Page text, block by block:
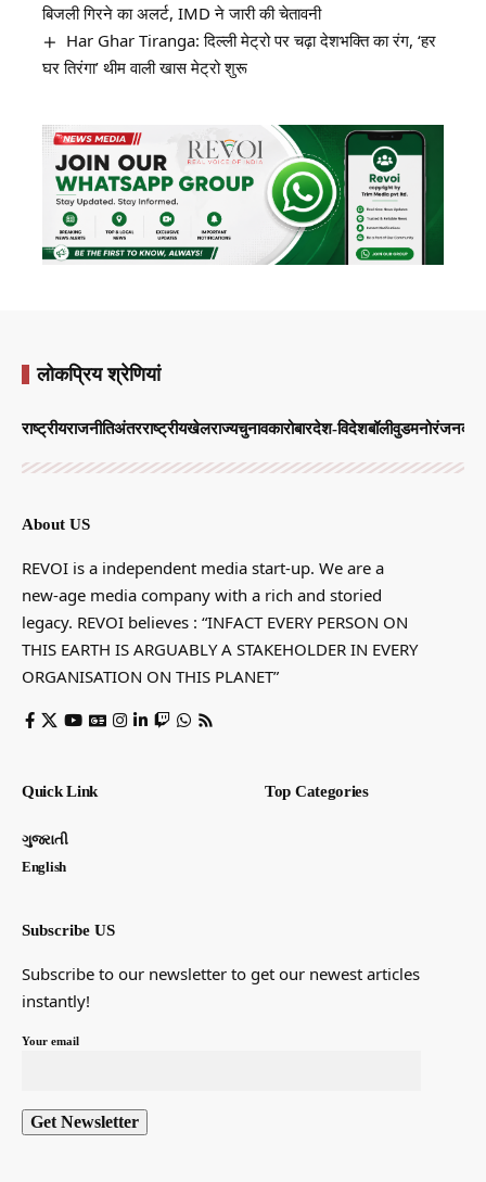
बिजली गिरने का अलर्ट, IMD ने जारी की चेतावनी
Har Ghar Tiranga: दिल्ली मेट्रो पर चढ़ा देशभक्ति का रंग, ‘हर
घर तिरंगा’ थीम वाली खास मेट्रो शुरू
लोकप्रिय श्रेणियां
राष्ट्रीयराजनीतिअंतरराष्ट्रीयखेलराज्यचुनावकारोबारदेश-विदेशबॉलीवुडमनोरंजन
About US
REVOI is a independent media start-up. We are a
new-age media company with a rich and storied
legacy. REVOI believes : “INFACT EVERY PERSON ON
THIS EARTH IS ARGUABLY A STAKEHOLDER IN EVERY
ORGANISATION ON THIS PLANET”
Quick Link
ગુજરાતી
English
Top Categories
Subscribe US
Subscribe to our newsletter to get our newest articles
instantly!
Your email